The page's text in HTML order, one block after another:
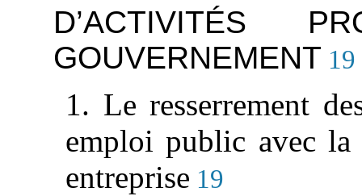
D’ACTIVITÉS
GOUVERNEMENT 19
1. Le resserrement
emploi public avec la
entreprise 19